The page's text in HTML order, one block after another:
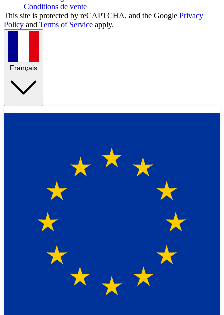
Conditions de vente
This site is protected by reCAPTCHA, and the Google Privacy
Policy and Terms of Service apply.
Français